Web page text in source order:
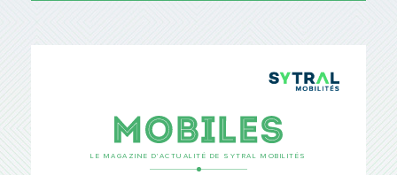
LE MAGAZINE D’ACTUALITÉ DE SYTRAL MOBILITÉS